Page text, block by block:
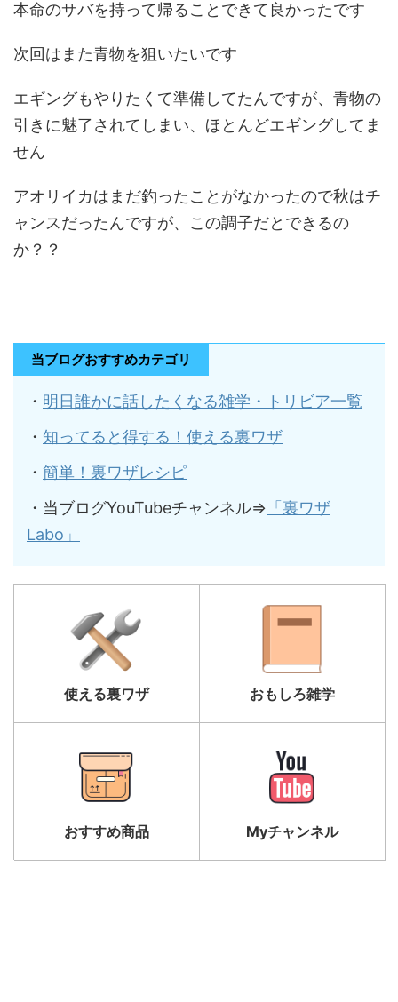
本命のサバを持って帰ることできて良かったです
次回はまた青物を狙いたいです
エギングもやりたくて準備してたんですが、青物の
引きに魅了されてしまい、ほとんどエギングしてま
せん
アオリイカはまだ釣ったことがなかったので秋はチ
ャンスだったんですが、この調子だとできるの
か？？
当ブログおすすめカテゴリ
・ 明日誰かに話したくなる雑学・トリビア一覧
・ 知ってると得する！使える裏ワザ
・ 簡単！裏ワザレシピ
・当ブログYouTubeチャンネル⇒ 「裏ワザ
Labo」
使える裏ワザ おもしろ雑学
おすすめ商品 Myチャンネル